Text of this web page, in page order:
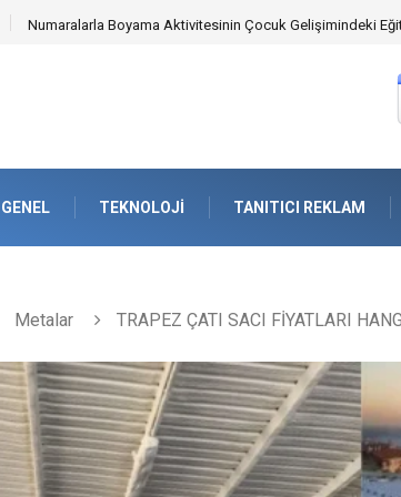
Mobil Çit Kültürü and Geçici Alan Yönetimindeki
GENEL TEKNOLOJI TANITICI REKLAM
Metalar TRAPEZ ÇATI SACI FİYATLARI